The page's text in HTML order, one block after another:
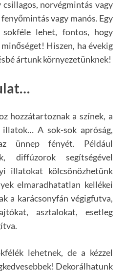
csillagos, norvégmintás vagy
vagy manós. Egy
sokféle lehet, fontos, hogy
Hiszen, ha évekig
ártunk környezetünknek!
hozzátartoznak a színek, a
A sok-sok apróság,
ünnep fényét. Például
diffúzorok segítségével
illatokat kölcsönözhetünk
elmaradhatatlan kellékei
a karácsonyfán végigfutva,
asztalokat, esetleg
lehetnek, de a kézzel
Dekorálhatunk